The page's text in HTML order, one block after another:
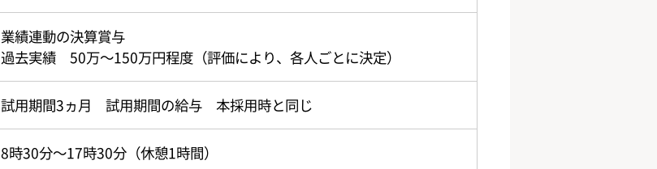
業績連動の決算賞与
過去実績 50万～150万円程度（評価により、各人ごとに決定）
試用期間3ヵ月 試用期間の給与 本採用時と同じ
8時30分～17時30分（休憩1時間）